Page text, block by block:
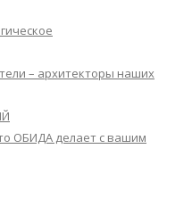
– архитекторы наших
ОБИДА делает с вашим